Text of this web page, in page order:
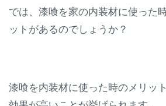
では、漆喰を家の内装材に使った
ットがあるのでしょうか？
漆喰を内装材に使った時のメリッ